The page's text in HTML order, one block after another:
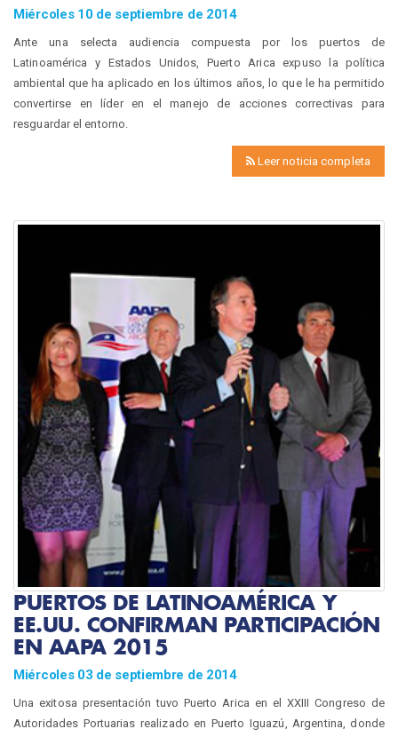
Miércoles 10 de septiembre de 2014
Ante una selecta audiencia compuesta por los puertos de
Latinoamérica y Estados Unidos, Puerto Arica expuso la política
ambiental que ha aplicado en los últimos años, lo que le ha permitido
convertirse en líder en el manejo de acciones correctivas para
resguardar el entorno.
Leer noticia completa
PUERTOS DE LATINOAMÉRICA Y
EE.UU. CONFIRMAN PARTICIPACIÓN
EN AAPA 2015
Miércoles 03 de septiembre de 2014
Una exitosa presentación tuvo Puerto Arica en el XXIII Congreso de
Autoridades Portuarias realizado en Puerto Iguazú, Argentina, donde